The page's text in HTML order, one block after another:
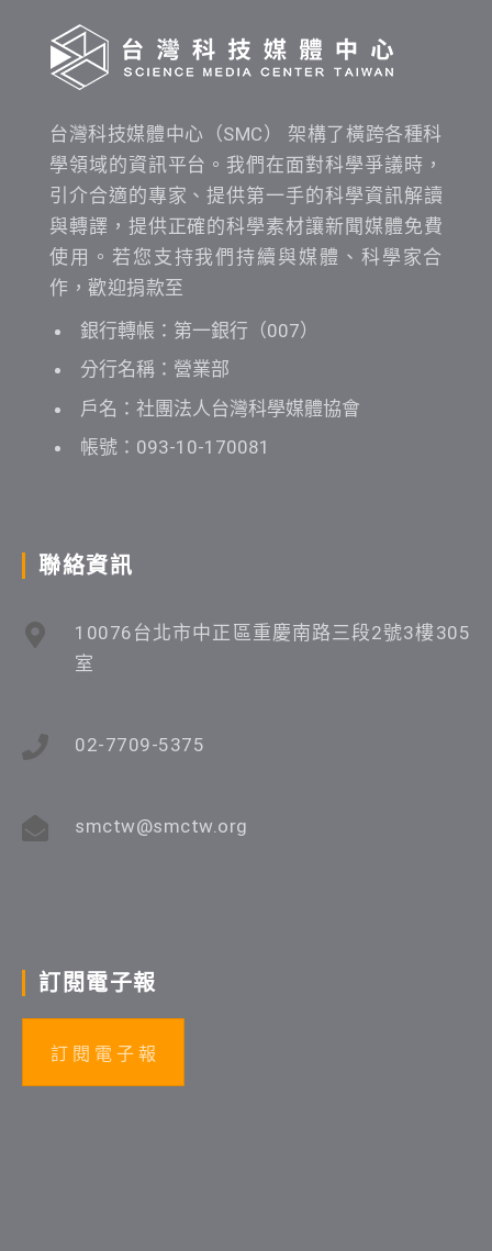
台灣科技媒體中心（SMC） 架構了橫跨各種科
學領域的資訊平台。我們在面對科學爭議時，
引介合適的專家、提供第一手的科學資訊解讀
與轉譯，提供正確的科學素材讓新聞媒體免費
使用。若您支持我們持續與媒體、科學家合
作，歡迎捐款至
銀行轉帳：第一銀行（007）
分行名稱：營業部
戶名：社團法人台灣科學媒體協會
帳號：093-10-170081
聯絡資訊
10076台北市中正區重慶南路三段2號3樓305
室
02-7709-5375
smctw@smctw.org
訂閱電子報
訂 閱 電 子 報